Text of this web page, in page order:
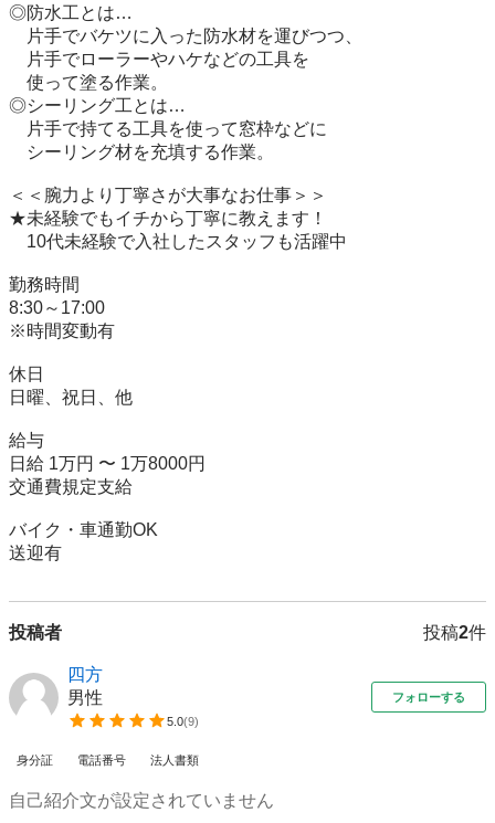
◎防水工とは…
片手でバケツに入った防水材を運びつつ、
片手でローラーやハケなどの工具を
使って塗る作業。
◎シーリング工とは…
片手で持てる工具を使って窓枠などに
シーリング材を充填する作業。
＜＜腕力より丁寧さが大事なお仕事＞＞
★未経験でもイチから丁寧に教えます！
10代未経験で入社したスタッフも活躍中
勤務時間
8:30～17:00
※時間変動有
休日
日曜、祝日、他
給与
日給 1万円 〜 1万8000円
交通費規定支給
バイク・車通勤OK
送迎有
投稿者 投稿2件
四方
男性
5.0(9)
フォローする
身分証 電話番号 法人書類
自己紹介文が設定されていません